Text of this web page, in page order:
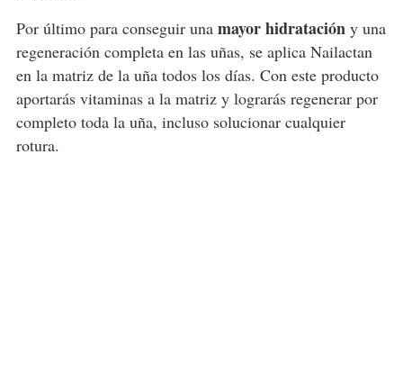
Por último para conseguir una mayor hidratación y una
regeneración completa en las uñas, se aplica Nailactan
en la matriz de la uña todos los días. Con este producto
aportarás vitaminas a la matriz y lograrás regenerar por
completo toda la uña, incluso solucionar cualquier
rotura.